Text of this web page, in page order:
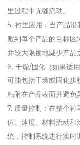
里过程中无缝流动。
5. 衬里应用：当产品
敷到每个产品的目标区
并较大限度地减少产品
6. 干燥/固化（如果适
可能包括干燥或固化步
粘附在产品表面并避免
7. 质量控制：在整个衬
位、速度、材料流动和
统，控制系统进行实时